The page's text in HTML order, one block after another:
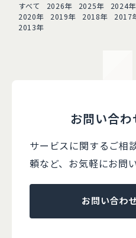
すべて 2026年 2025年 2024年
2020年
2019年 2018年 2017
2013年
お問い合
サービスに関するご相
頼など、 お気軽にお問
お問い合わ